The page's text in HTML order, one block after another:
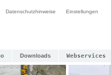
Datenschutzhinweise Einstellungen
Downloads Webservices